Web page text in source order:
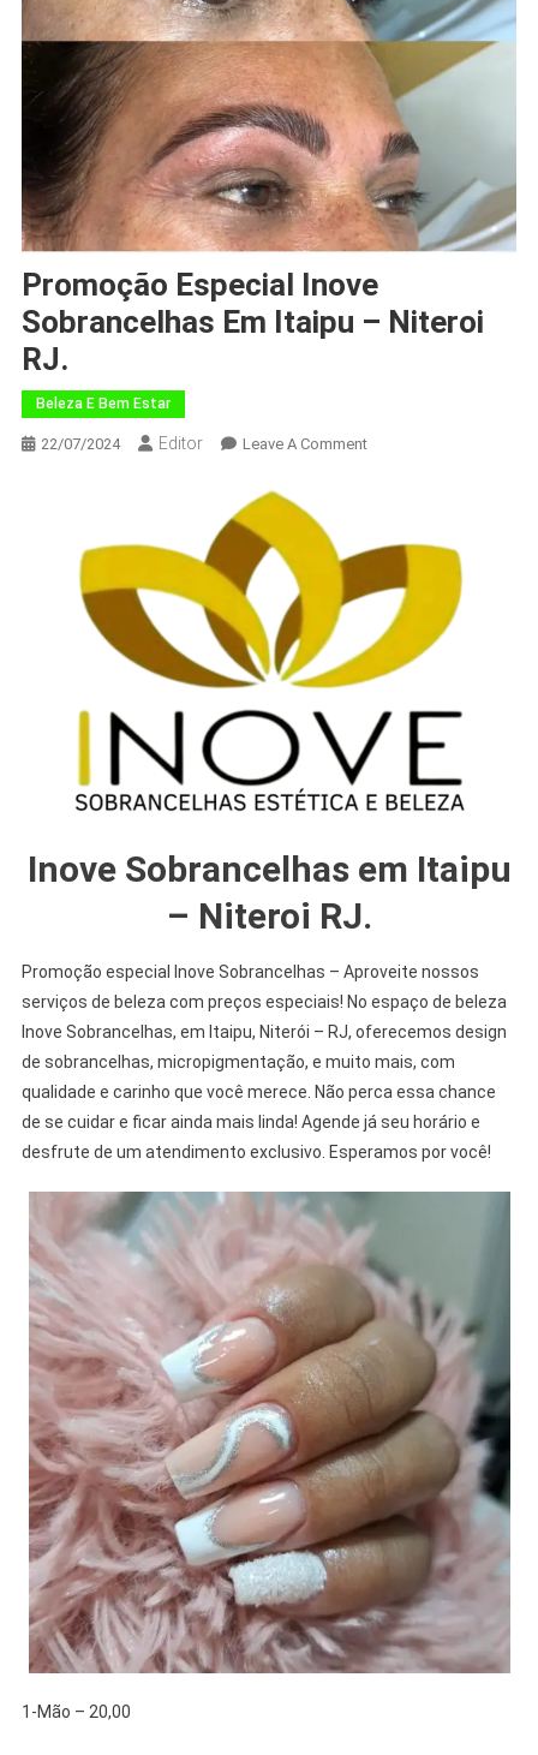
Promoção Especial Inove
Sobrancelhas Em Itaipu – Niteroi
RJ.
Beleza E Bem Estar
22/07/2024 Editor Leave A Comment
Inove Sobrancelhas em Itaipu
– Niteroi RJ.
Promoção especial Inove Sobrancelhas – Aproveite nossos
serviços de beleza com preços especiais! No espaço de beleza
Inove Sobrancelhas, em Itaipu, Niterói – RJ, oferecemos design
de sobrancelhas, micropigmentação, e muito mais, com
qualidade e carinho que você merece. Não perca essa chance
de se cuidar e ficar ainda mais linda! Agende já seu horário e
desfrute de um atendimento exclusivo. Esperamos por você!
1-Mão – 20,00